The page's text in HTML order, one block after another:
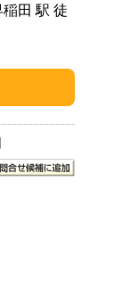
駅 徒